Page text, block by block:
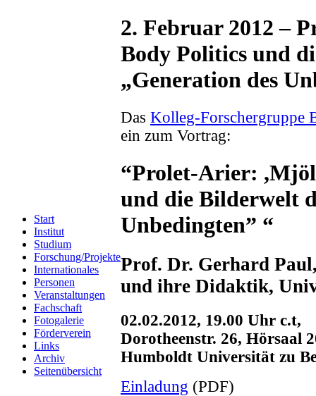
Start
Institut
Studium
Forschung/Projekte
Internationales
Personen
Veranstaltungen
Fachschaft
Fotogalerie
Förderverein
Links
Archiv
Seitenübersicht
2. Februar 2012 –
Body Politics und
„Generation des
Das Kolleg-Forschergruppe
ein zum Vortrag:
“Prolet-Arier:
und die Bilderwelt
Unbedingten” “
Prof. Dr. Gerhard
und ihre Didaktik,
02.02.2012, 19.00 Uhr c.t,
Dorotheenstr. 26, Hörsaal
Humboldt Universität zu
Einladung (PDF)